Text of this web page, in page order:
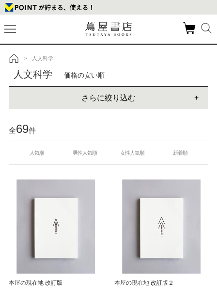
トップ
> 人文科学
人文科学 価格の安い順
さらに絞り込む
全69件
人気順 男性人気順 女性人気順 新着順
本屋の現在地 改訂版 本屋の現在地 改訂版２